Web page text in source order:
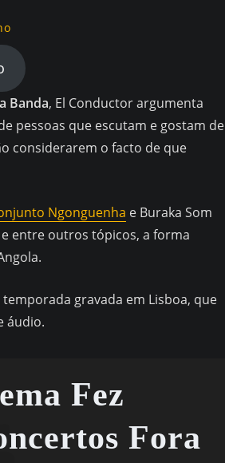
Banda, El Conductor argumenta
pessoas que escutam e gostam de
considerarem o facto de que
Ngonguenha e Buraka Som
entre outros tópicos, a forma
gravada em Lisboa, que
áudio.
Fez
Fora